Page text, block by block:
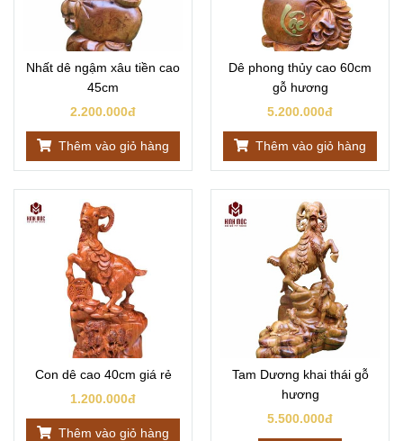
Nhất dê ngậm xâu tiền cao
45cm
2.200.000đ
Thêm vào giỏ hàng
Dê phong thủy cao 60cm
gỗ hương
5.200.000đ
Thêm vào giỏ hàng
Con dê cao 40cm giá rẻ
1.200.000đ
Thêm vào giỏ hàng
Tam Dương khai thái gỗ
hương
5.500.000đ